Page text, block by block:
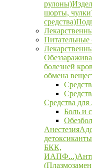
рулоны)
шорты,
средства)
Питательные
болезней
обмена
Средства
Боль и
Анестезия
детоксиканты
БКК,
ИАПФ...)